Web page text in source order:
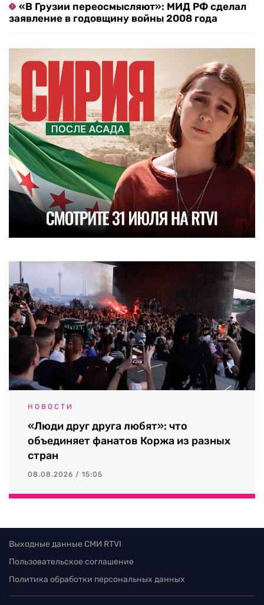
«В Грузии переосмысляют»: МИД РФ сделал
заявление в годовщину войны 2008 года
НОВОСТИ
«Люди друг друга любят»: что
объединяет фанатов Коржа из разных
стран
08.08.2026 / 15:05
Выходные данные СМИ RTVI
Пользовательское соглашение
Политика обработки персональных данных